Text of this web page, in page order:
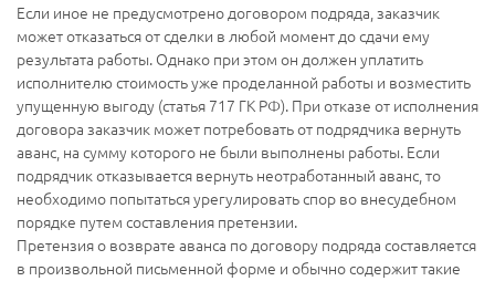
Если иное не предусмотрено договором подряда, заказчик
может отказаться от сделки в любой момент до сдачи ему
результата работы. Однако при этом он должен уплатить
исполнителю стоимость уже проделанной работы и возместить
упущенную выгоду (статья 717 ГК РФ). При отказе от исполнения
договора заказчик может потребовать от подрядчика вернуть
аванс, на сумму которого не были выполнены работы. Если
подрядчик отказывается вернуть неотработанный аванс, то
необходимо попытаться урегулировать спор во внесудебном
порядке путем составления претензии.
Претензия о возврате аванса по договору подряда составляется
в произвольной письменной форме и обычно содержит такие